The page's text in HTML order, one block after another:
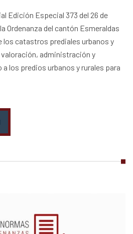
Edición Especial 373 del 26 de
Ordenanza del cantón Esmeraldas
los catastros prediales urbanos y
administración y
los predios urbanos y rurales para